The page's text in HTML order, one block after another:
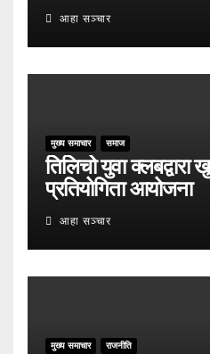
आहा सञ्चार
मुख्य समाचार समाज
तिलिचो युवा
प्रतियोगिता आयोजना
आहा सञ्चार
मुख्य समाचार राजनीति